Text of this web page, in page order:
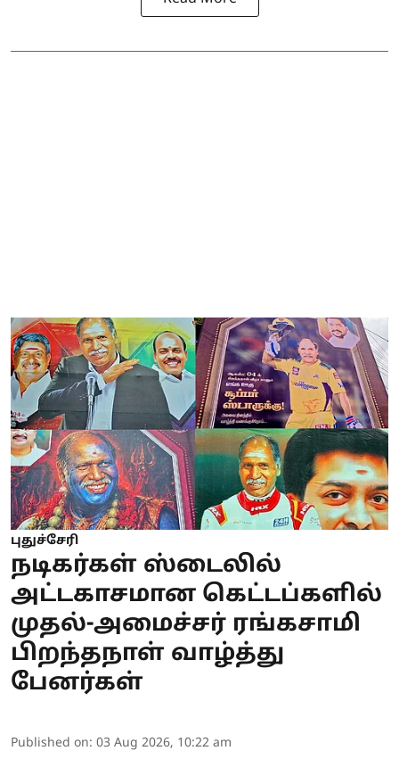
புதுச்சேரி
நடிகர்கள் ஸ்டைலில்
அட்டகாசமான கெட்டப்களில்
முதல்-அமைச்சர் ரங்கசாமி
பிறந்தநாள் வாழ்த்து
பேனர்கள்
Published on: 03 Aug 2026, 10:22 am